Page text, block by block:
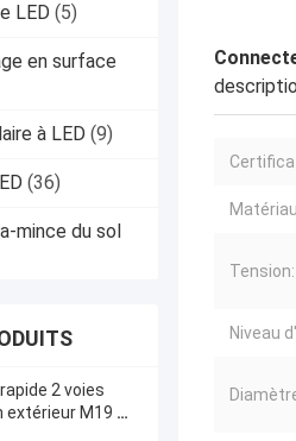
LED (5)
en surface
à LED (9)
(36)
mince du sol
2 voies
extérieur M19 3
Tension:
Niveau